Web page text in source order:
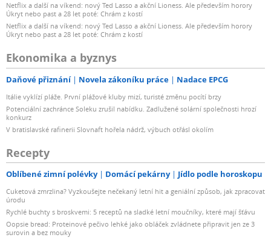
Netflix a další na víkend: nový Ted Lasso a akční Lioness. Ale především horory
Úkryt nebo past a 28 let poté: Chrám z kostí
Netflix a další na víkend: nový Ted Lasso a akční Lioness. Ale především horory
Úkryt nebo past a 28 let poté: Chrám z kostí
Ekonomika a byznys
Daňové přiznání Novela zákoníku práce Nadace EPCG
Itálie vyklízí pláže. První plážové kluby mizí, turisté změnu pocítí brzy
Potenciální zachránce Soleku zrušil nabídku. Zadlužené solární společnosti hrozí
konkurz
V bratislavské rafinerii Slovnaft hořela nádrž, výbuch otřásl okolím
Recepty
Oblíbené zimní polévky Domácí pekárny Jídlo podle horoskopu
Cuketová zmrzlina? Vyzkoušejte nečekaný letní hit a geniální způsob, jak zpracovat
úrodu
Rychlé buchty s broskvemi: 5 receptů na sladké letní moučníky, které mají šťávu
Oopsie bread: Proteinové pečivo lehké jako obláček zvládnete připravit jen ze 3
surovin a bez mouky